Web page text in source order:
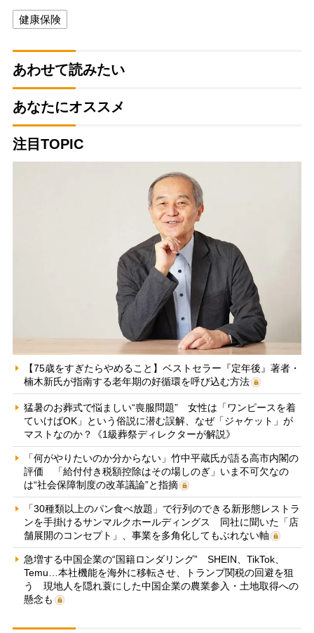
健康保険
あわせて読みたい
あなたにオススメ
注目TOPIC
【75歳をすぎたらやめること】ベストセラー『定年後』著者・
楠木新氏が指南する老年期の好循環を呼び込む方法
猛暑のお葬式で悩ましい“喪服問題” 女性は「ワンピースを着
ていけばOK」という俗説に潜む誤解、なぜ「ジャケット」が
マストなのか？《1級葬祭ディレクターが解説》
「何がやりたいのか分からない」竹中平蔵氏が語る高市内閣の
評価 「給付付き税額控除はその場しのぎ」いま不可欠なの
は“社会保障制度の改革議論”と指摘
「30種類以上のパン食べ放題」で行列のできる新形態レストラ
ンを手掛けるサンマルクホールディングス 同社に聞いた「店
舗展開のコンセプト」、事業を多角化してもぶれない軸
急増する中国企業の“国籍ロンダリング” SHEIN、TikTok、
Temu…本社機能を海外に移転させ、トランプ関税の回避を狙
う 現地人を隠れ蓑にした中国企業の農業参入・土地取得への
懸念も